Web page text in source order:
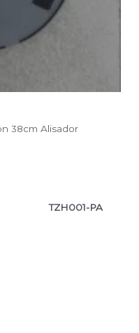
38cm Alisador
TZH001-PA